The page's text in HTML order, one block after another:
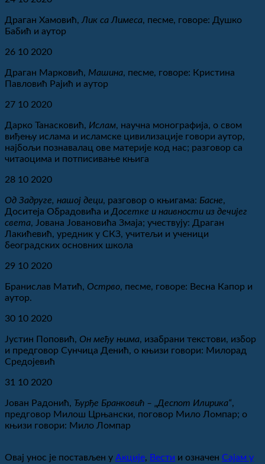
Драган Хамовић, Лик са Лимеса, песме, говоре: Душко
Бабић и аутор
26 10 2020
Драган Марковић, Машина, песме, говоре: Кристина
Павловић Рајић и аутор
27 10 2020
Дарко Танасковић, Ислам, научна монографија, о свом
виђењу ислама и исламске цивилизације говори аутор,
најбољи познавалац ове материје код нас; разговор са
читаоцима и потписивање књига
28 10 2020
Од Задруге, нашој деци, разговор о књигама: Басне,
Доситеја Обрадовића и Досетке и наивности из дечијег
света, Јована Јовановића Змаја; учествују: Драган
Лакићевић, уредник у СКЗ, учитељи и ученици
београдских основних школа
29 10 2020
Бранислав Матић, Острво, песме, говоре: Весна Капор и
аутор.
30 10 2020
Јустин Поповић, Он међу њима, изабрани текстови, избор
и предговор Сунчица Денић, о књизи говори: Милорад
Средојевић
31 10 2020
Јован Радонић, Ђурђе Бранковић – „Деспот Илирика“,
предговор Милош Црњански, поговор Мило Ломпар; о
књизи говори: Мило Ломпар
Овај унос је постављен у Акције, Вести и означен Сајам у